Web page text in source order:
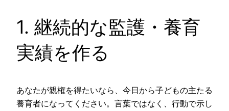
1. 継続的な監護・養育
実績を作る
あなたが親権を得たいなら、今日から子どもの主たる
養育者になってください。言葉ではなく、行動で示し